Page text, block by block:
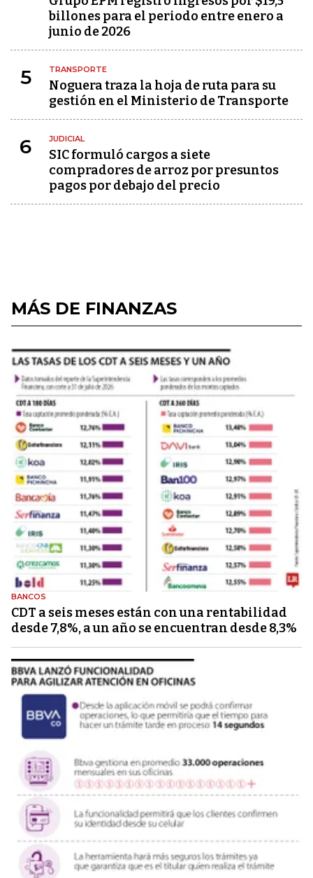
billones para el periodo entre enero a
junio de 2026
5 TRANSPORTE
Noguera traza la hoja de ruta para su
gestión en el Ministerio de Transporte
6 JUDICIAL
SIC formuló cargos a siete
compradores de arroz por presuntos
pagos por debajo del precio
MÁS DE FINANZAS
BANCOS
CDT a seis meses están con una rentabilidad
desde 7,8%, a un año se encuentran desde 8,3%